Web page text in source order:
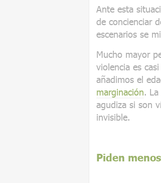
Ante esta
de concienciar
escenarios se
Mucho mayor
violencia es
añadimos el
marginación. La
agudiza si son
invisible.
Piden